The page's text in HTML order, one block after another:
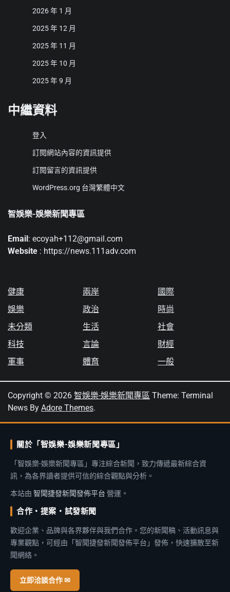
2026 年 1 月
2025 年 12 月
2025 年 11 月
2025 年 10 月
2025 年 9 月
中繼資料
登入
訂閱網站內容的資訊提供
訂閱留言的資訊提供
WordPress.org 台灣繁體中文
智娛樂-娛樂新聞專區
Email : ecoyah+112@gmail.com
Website : https://news.111adv.com
健康
娛樂
未分類
科技
軍事
兩岸
政治
生活
言論
體育
國際
時尚
社會
財經
一般
Copyright © 2026 智娛樂-娛樂新聞專區 Theme: Terminal
News By Adore Themes.
關於「智娛樂-娛樂新聞專區」
「智娛樂-娛樂新聞專區」專注綜合新聞，致力傳遞最新綜合資
訊，為各界讀者提供可信的綜合觀點與分析。
本站由 智聞捷發新聞發佈平台 營運。
合作・提案・試發新聞
歡迎企業、品牌與各界夥伴與我們合作。您的新聞稿、活動訊息與
專業觀點，可經由「智聞捷發新聞發佈平台」發佈，快速擴散至新
聞網絡。
立即洽談合作 ✉